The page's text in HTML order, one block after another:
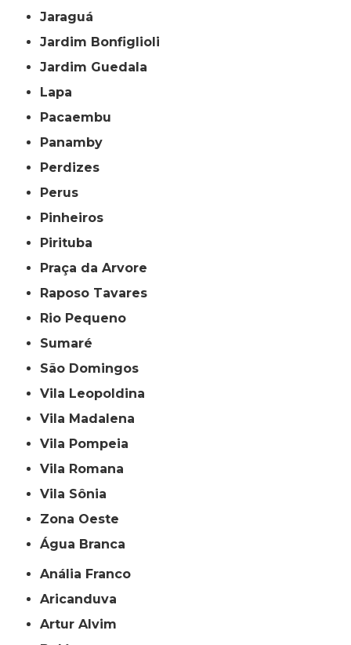
Jaraguá
Jardim Bonfiglioli
Jardim Guedala
Lapa
Pacaembu
Panamby
Perdizes
Perus
Pinheiros
Pirituba
Praça da Arvore
Raposo Tavares
Rio Pequeno
Sumaré
São Domingos
Vila Leopoldina
Vila Madalena
Vila Pompeia
Vila Romana
Vila Sônia
Zona Oeste
Água Branca
Anália Franco
Aricanduva
Artur Alvim